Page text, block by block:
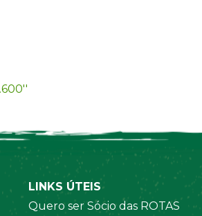
LINKS ÚTEIS
Quero ser Sócio das ROTAS